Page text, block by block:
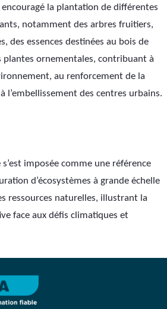
encouragé la plantation de différentes
notamment des arbres fruitiers,
des essences destinées au bois de
plantes ornementales, contribuant à
au renforcement de la
l’embellissement des centres urbains.
s’est imposée comme une référence
d’écosystèmes à grande échelle
ressources naturelles, illustrant la
face aux défis climatiques et